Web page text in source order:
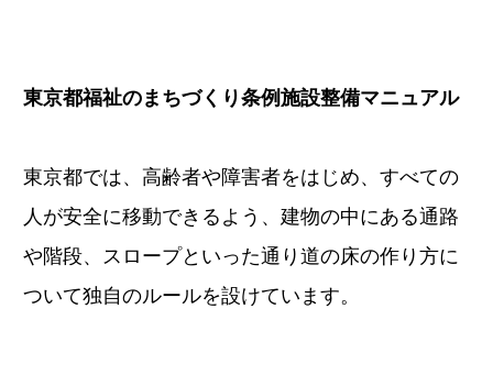
東京都福祉のまちづくり条例施設整備マニュアル
東京都では、高齢者や障害者をはじめ、すべての
人が安全に移動できるよう、建物の中にある通路
や階段、スロープといった通り道の床の作り方に
ついて独自のルールを設けています。